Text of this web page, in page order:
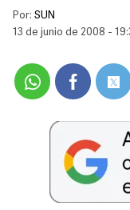
Por: SUN
13 de junio de 2008 -